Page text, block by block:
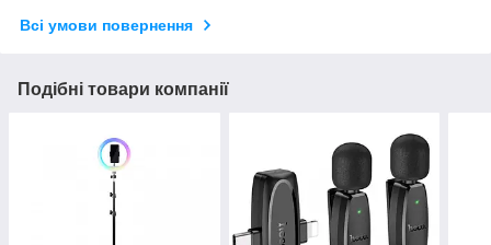
Всі умови повернення
Подібні товари компанії